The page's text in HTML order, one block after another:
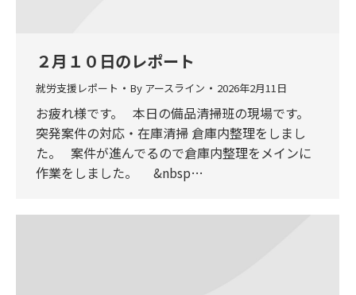
２月１０日のレポート
就労支援レポート By アースライン 2026年2月11日
お疲れ様です。 本日の備品清掃班の現場です。
突発案件の対応・在庫清掃 倉庫内整理をしまし
た。 案件が進んでるので倉庫内整理をメインに
作業をしました。 &nbsp…